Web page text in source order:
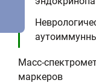
Масс-
маркеров